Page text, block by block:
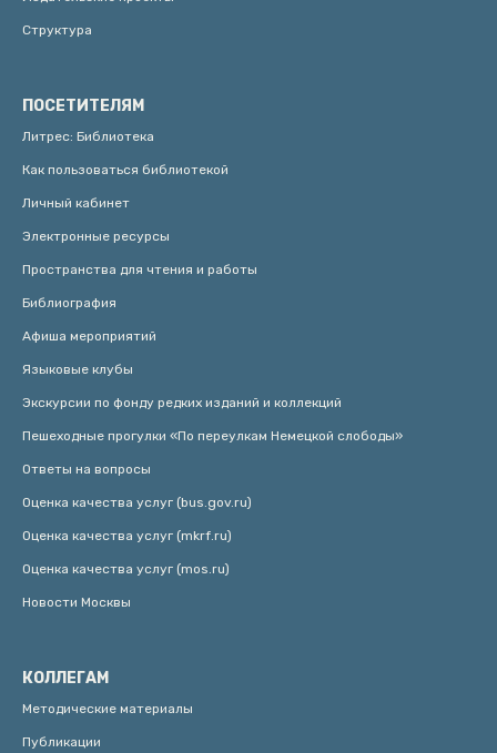
Структура
ПОСЕТИТЕЛЯМ
Литрес: Библиотека
Как пользоваться библиотекой
Личный кабинет
Электронные ресурсы
Пространства для чтения и работы
Библиография
Афиша мероприятий
Языковые клубы
Экскурсии по фонду редких изданий и коллекций
Пешеходные прогулки «По переулкам Немецкой слободы»
Ответы на вопросы
Оценка качества услуг (bus.gov.ru)
Оценка качества услуг (mkrf.ru)
Оценка качества услуг (mos.ru)
Новости Москвы
КОЛЛЕГАМ
Методические материалы
Публикации